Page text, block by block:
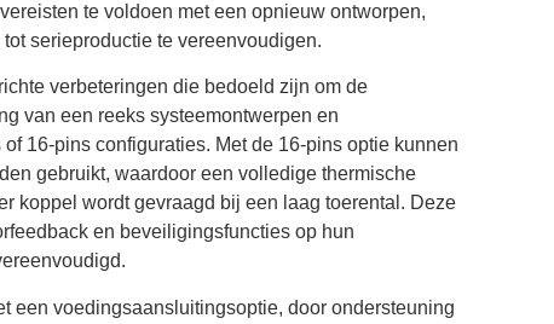
te voldoen met een opnieuw ontworpen,
serieproductie te vereenvoudigen.
verbeteringen die bedoeld zijn om de
van een reeks systeemontwerpen en
16-pins configuraties. Met de 16-pins optie kunnen
gebruikt, waardoor een volledige thermische
koppel wordt gevraagd bij een laag toerental. Deze
en beveiligingsfuncties op hun
een voedingsaansluitingsoptie, door ondersteuning